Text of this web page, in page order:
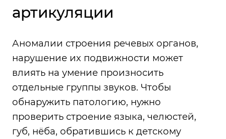
артикуляции
Аномалии строения речевых органов,
нарушение их подвижности может
влиять на умение произносить
отдельные группы звуков. Чтобы
обнаружить патологию, нужно
проверить строение языка, челюстей,
губ, нёба, обратившись к детскому